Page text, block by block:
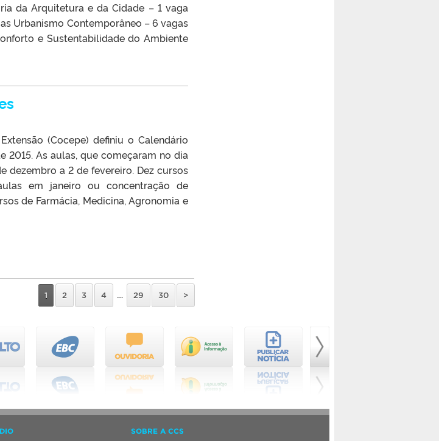
da Arquitetura e da Cidade – 1 vaga
Urbanismo Contemporâneo – 6 vagas
e Sustentabilidade do Ambiente
(Cocepe) definiu o Calendário
2015. As aulas, que começaram no dia
dezembro a 2 de fevereiro. Dez cursos
em janeiro ou concentração de
de Farmácia, Medicina, Agronomia e
1
2 3 4 … 29 30 >
SOBRE A CCS